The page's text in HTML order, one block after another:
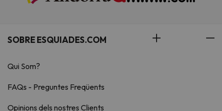
SOBRE ESQUIADES.COM
Qui Som?
FAQs - Preguntes Freqüents
Opinions dels nostres Clients